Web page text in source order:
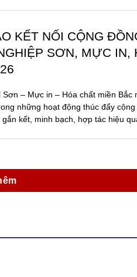
KẾT NỐI CỘNG
SƠN, MỰC IN,
Sơn – Mực in – Hóa chất miền Bắc
những hoạt động thúc đẩy cộng
kết, minh bạch, hợp tác hiệu